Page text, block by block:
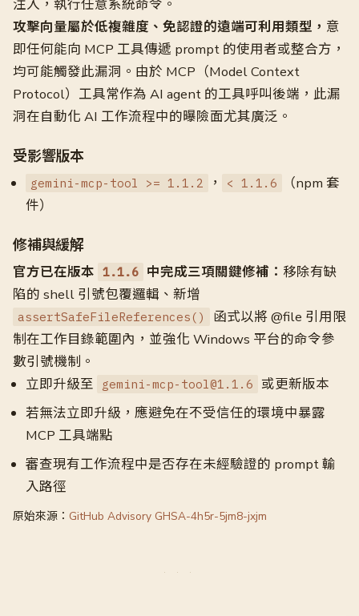
注入，執行任意系統命令。
攻擊向量屬於低複雜度、免認證的遠端可利用類型， 意
即任何能向 MCP 工具傳遞 prompt 的使用者或整合方，
均可能觸發此漏洞。由於 MCP（Model Context
Protocol）工具常作為 AI agent 的工具呼叫後端，此漏
洞在自動化 AI 工作流程中的曝險面尤其廣泛。
受影響版本
gemini-mcp-tool >= 1.1.2 ， < 1.1.6
（npm 套
件）
修補與緩解
官方已在版本 1.1.6 中完成三項關鍵修補： 移除有缺
陷的 shell 引號包覆邏輯、新增
assertSafeFileReferences()
函式以將 @file 引用限
制在工作目錄範圍內，並強化 Windows 平台的命令參
數引號機制。
立即升級至
gemini-mcp-tool@1.1.6
或更新版本
若無法立即升級，應避免在不受信任的環境中暴露
MCP 工具端點
審查現有工作流程中是否存在未經驗證的 prompt 輸
入路徑
原始來源： GitHub Advisory GHSA-4h5r-5jm8-jxjm